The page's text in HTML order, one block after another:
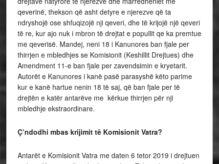
qeverinë, thekson që asht detyre e njerezve që ta
ndryshojë ose shfuqizojë nji qeveri, dhe të krijojë një qeveri
të re, kur ajo nuk i mbron të drejtat e popullit qe ka premtue
me qeverisë. Mandej, neni 18 i Kanunores ban fjale per
thirrjen e mbledhjes se Komisionit (Keshillit Drejtues) dhe
Amendment 11-e ban fjale per zavendsimin e kryetarit.
Autorët e Kanunores i kanë pasë parasyshë këto parime
kur e kanë hartue nenin 18 të saj, që ban fjale per të
drejtën e katër antarëve me kërkue thirrjen për nji
mbledhje ekstraordinare.
Ç’ndodhi mbas krijimit të Komisionit Vatra?
Antarët e Komisionit Vatra me daten 6 tetor 2019 i drejtuen